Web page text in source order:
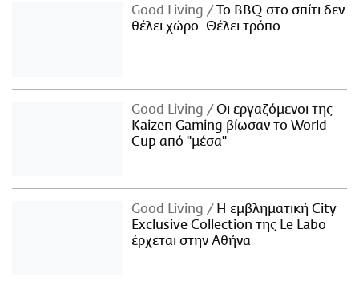
Good Living
Το BBQ στο σπίτι δεν
θέλει χώρο. Θέλει τρόπο.
Good Living
Οι εργαζόμενοι της
Kaizen Gaming βίωσαν το World
Cup από "μέσα"
Good Living
Η εμβληματική City
Exclusive Collection της Le Labo
έρχεται στην Αθήνα